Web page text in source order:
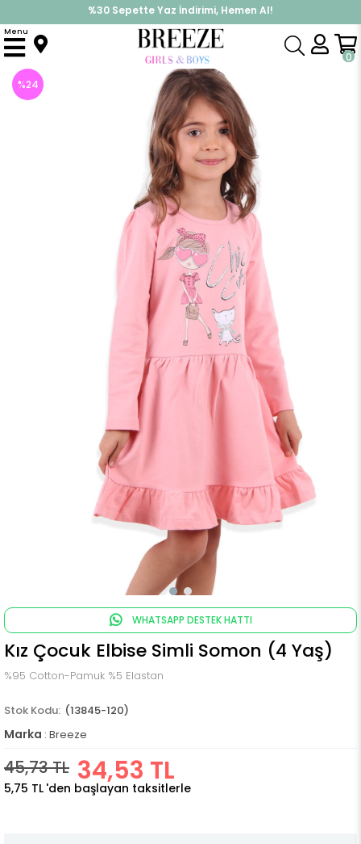
%30 Sepette Yaz İndirimi, Hemen Al!
İndirimlere ek %10 İndirimi Kap, Hemen Üye Ol!
0
Menu
Anasayfa Elbise Modelleri Uzun Kol Elbise
%24
WHATSAPP DESTEK HATTI
Kız Çocuk Elbise Simli Somon (4 Yaş)
%95 Cotton-Pamuk %5 Elastan
(13845-120)
Marka : Breeze
45,73 TL 34,53 TL
5,75 TL 'den başlayan taksitlerle